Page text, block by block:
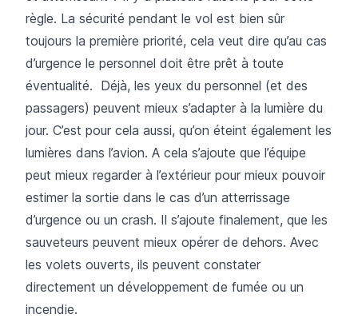
règle. La sécurité pendant le vol est bien sûr
toujours la première priorité, cela veut dire qu’au cas
d’urgence le personnel doit être prêt à toute
éventualité. Déjà, les yeux du personnel (et des
passagers) peuvent mieux s’adapter à la lumière du
jour. C’est pour cela aussi, qu’on éteint également les
lumières dans l’avion. A cela s’ajoute que l’équipe
peut mieux regarder à l’extérieur pour mieux pouvoir
estimer la sortie dans le cas d’un atterrissage
d’urgence ou un crash. Il s’ajoute finalement, que les
sauveteurs peuvent mieux opérer de dehors. Avec
les volets ouverts, ils peuvent constater
directement un développement de fumée ou un
incendie.